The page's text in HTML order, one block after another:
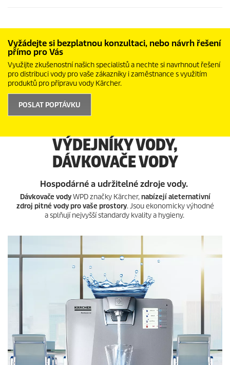
Vyžádejte si bezplatnou konzultaci, nebo návrh řešení
přímo pro Vás
Využijte zkušenostní našich specialistů a nechte si navrhnout řešení
pro distribuci vody pro vaše zákazníky i zaměstnance s využitím
produktů pro přípravu vody Kärcher.
POSLAT POPTÁVKU
VÝDEJNÍKY VODY,
DÁVKOVAČE VODY
Hospodárné a udržitelné zdroje vody.
Dávkovače vodyWPD značky Kärcher,nabízejí aleternativní
zdroj pitné vody pro vaše prostory. Jsou ekonomicky výhodné
a splňují nejvyšší standardy kvality a hygieny.